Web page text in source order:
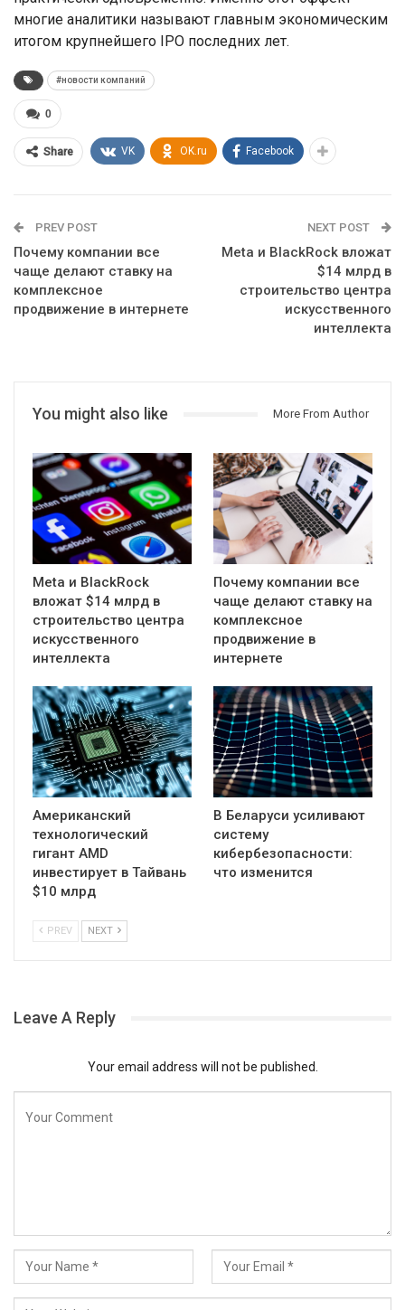
многие аналитики называют главным экономическим
итогом крупнейшего IPO последних лет.
#новости компаний
0
Share VK OK.ru Facebook
PREV POST
Почему компании все
чаще делают ставку на
комплексное
продвижение в интернете
NEXT POST
Meta и BlackRock вложат
$14 млрд в
строительство центра
искусственного
интеллекта
You might also like More From Author
Meta и BlackRock
вложат $14 млрд в
строительство центра
искусственного
интеллекта
Почему компании все
чаще делают ставку на
комплексное
продвижение в
интернете
Американский
технологический
гигант AMD
инвестирует в Тайвань
$10 млрд
В Беларуси усиливают
систему
кибербезопасности:
что изменится
PREV NEXT
Leave A Reply
Your email address will not be published.